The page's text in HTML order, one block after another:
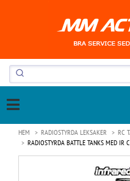
HEM RADIOSTYRDA LEKSAKER
RC
RADIOSTYRDA BATTLE TANKS MED IR